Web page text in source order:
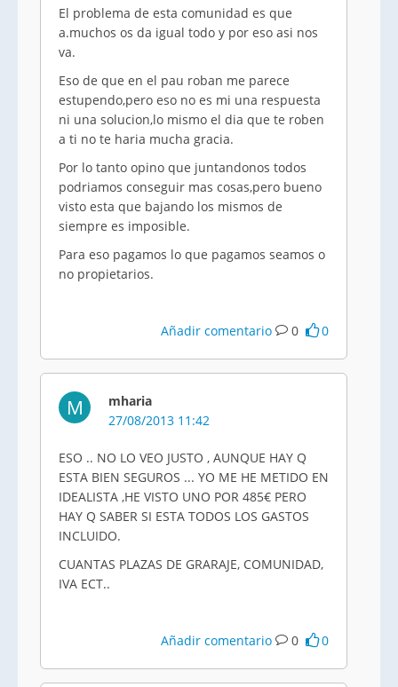
El problema de esta comunidad es que
a.muchos os da igual todo y por eso asi nos
va.
Eso de que en el pau roban me parece
estupendo,pero eso no es mi una respuesta
ni una solucion,lo mismo el dia que te roben
a ti no te haria mucha gracia.
Por lo tanto opino que juntandonos todos
podriamos conseguir mas cosas,pero bueno
visto esta que bajando los mismos de
siempre es imposible.
Para eso pagamos lo que pagamos seamos o
no propietarios.
Añadir comentario 0 0
M
mharia
27/08/2013 11:42
ESO .. NO LO VEO JUSTO , AUNQUE HAY Q
ESTA BIEN SEGUROS ... YO ME HE METIDO EN
IDEALISTA ,HE VISTO UNO POR 485€ PERO
HAY Q SABER SI ESTA TODOS LOS GASTOS
INCLUIDO.
CUANTAS PLAZAS DE GRARAJE, COMUNIDAD,
IVA ECT..
Añadir comentario 0 0